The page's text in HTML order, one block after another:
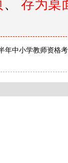
、 存为桌
年中小学教师资格